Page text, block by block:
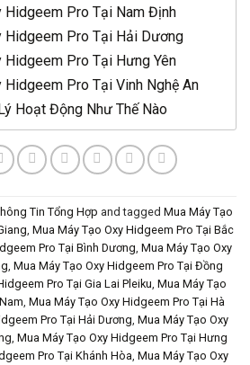
Hidgeem Pro Tại Nam Định
Hidgeem Pro Tại Hải Dương
Hidgeem Pro Tại Hưng Yên
Hidgeem Pro Tại Vinh Nghệ An
Hoạt Động Như Thế Nào
Tin Tổng Hợp and tagged Mua Máy Tạo
Mua Máy Tạo Oxy Hidgeem Pro Tại Bắc
Pro Tại Bình Dương Mua Máy Tạo Oxy
Mua Máy Tạo Oxy Hidgeem Pro Tại Đồng
Pro Tại Gia Lai Pleiku Mua Máy Tạo
Mua Máy Tạo Oxy Hidgeem Pro Tại Hà
Pro Tại Hải Dương Mua Máy Tạo Oxy
Mua Máy Tạo Oxy Hidgeem Pro Tại Hưng
Pro Tại Khánh Hòa Mua Máy Tạo Oxy